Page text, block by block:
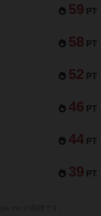
59 PT
58 PT
52 PT
46 PT
44 PT
39 PT